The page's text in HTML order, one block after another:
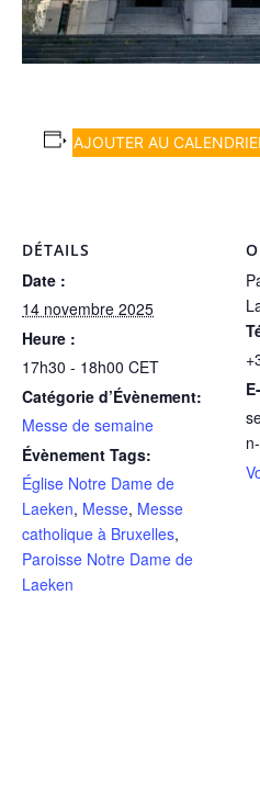
AJOUTER AU
DÉTAILS
Date :
14 novembre 2025
Heure :
17h30 - 18h00 CET
Catégorie d’Évènement:
Messe de semaine
Évènement Tags:
Église Notre Dame de
Laeken, Messe, Messe
catholique à Bruxelles,
Paroisse Notre Dame de
Laeken